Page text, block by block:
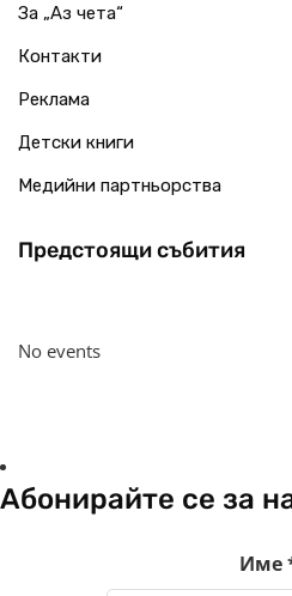
За „Аз чета“
Контакти
Реклама
Детски книги
Медийни партньорства
Предстоящи събития
No events
Абонирайте се за
Име